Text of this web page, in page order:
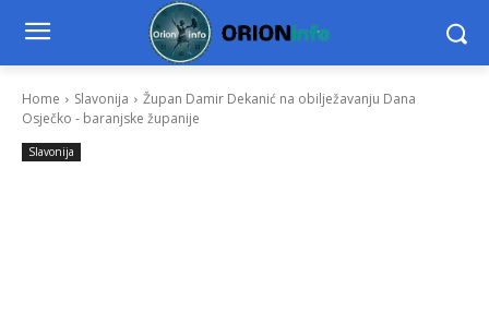
Home Slavonija
Župan Damir Dekanić na obilježavanju Dana
Osječko - baranjske županije
Slavonija